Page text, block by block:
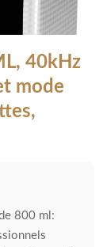
40kHz
mode
800 ml: